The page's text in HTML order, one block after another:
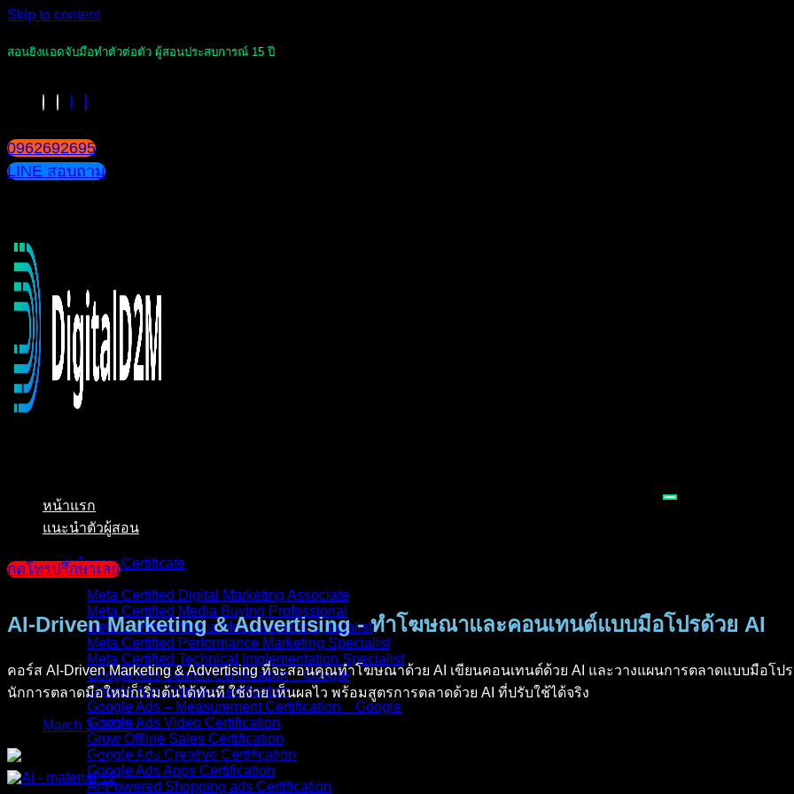
Skip to content
สอนยิงแอดจับมือทำตัวต่อตัว ผู้สอนประสบการณ์ 15 ปี
0962692695
LINE สอบถาม
หน้าแรก
แนะนำตัวผู้สอน
หน้ารวม Certificate
Meta Certified Digital Marketing Associate
Meta Certified Media Buying Professional
Meta Certified Media Measurement Specialist
Meta Certified Performance Marketing Specialist
Meta Certified Technical Implementation Specialist
Google Ads Search Certification _ Google
Google Ads Display Certification
Google Ads – Measurement Certification _ Google
Google Ads Video Certification
Grow Offline Sales Certification
Google Ads Creative Certification
Google Ads Apps Certification
AI-Powered Shopping ads Certification
กดโทรปรึกษาเลย
AI-Driven Marketing & Advertising - ทำโฆษณาและคอนเทนต์แบบมือโปรด้วย AI
คอร์ส AI-Driven Marketing & Advertising ที่จะสอนคุณทำโฆษณาด้วย AI เขียนคอนเทนต์ด้วย AI และวางแผนการตลาดแบบมือโปร
นักการตลาดมือใหม่ก็เริ่มต้นได้ทันที ใช้ง่าย เห็นผลไว พร้อมสูตรการตลาดด้วย AI ที่ปรับใช้ได้จริง
March 3, 2025